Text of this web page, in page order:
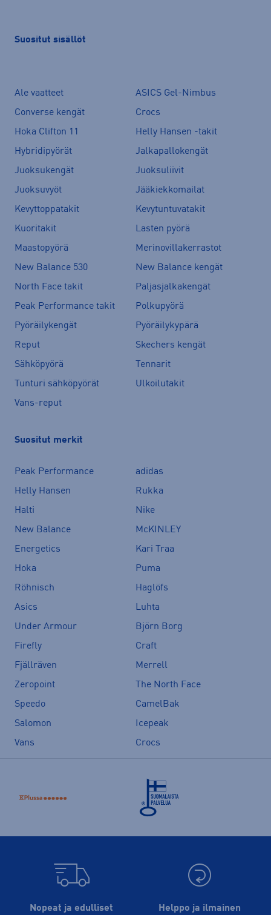
Suositut sisällöt
Ale vaatteet
ASICS Gel-Nimbus
Converse kengät
Crocs
Hoka Clifton 11
Helly Hansen -takit
Hybridipyörät
Jalkapallokengät
Juoksukengät
Juoksuliivit
Juoksuvyöt
Jääkiekkomailat
Kevyttoppatakit
Kevytuntuvatakit
Kuoritakit
Lasten pyörä
Maastopyörä
Merinovillakerrastot
New Balance 530
New Balance kengät
North Face takit
Paljasjalkakengät
Peak Performance takit
Polkupyörä
Pyöräilykengät
Pyöräilykypärä
Reput
Skechers kengät
Sähköpyörä
Tennarit
Tunturi sähköpyörät
Ulkoilutakit
Vans-reput
Suositut merkit
Peak Performance
adidas
Helly Hansen
Rukka
Halti
Nike
New Balance
McKINLEY
Energetics
Kari Traa
Hoka
Puma
Röhnisch
Haglöfs
Asics
Luhta
Under Armour
Björn Borg
Firefly
Craft
Fjällräven
Merrell
Zeropoint
The North Face
Speedo
CamelBak
Salomon
Icepeak
Vans
Crocs
Nopeat ja edulliset
Helppo ja ilmainen